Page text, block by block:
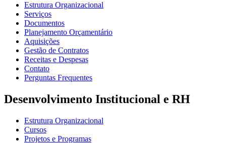
Estrutura Organizacional
Serviços
Documentos
Planejamento Orçamentário
Aquisições
Gestão de Contratos
Receitas e Despesas
Contato
Perguntas Frequentes
Desenvolvimento Institucional e RH
Estrutura Organizacional
Cursos
Projetos e Programas